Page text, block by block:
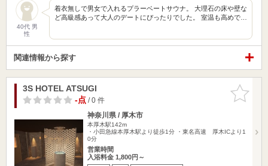
40代 男
性
着衣無しで男女で入れるプラーベートサウナ。 大理石の床や壁な
ど高級感あって大人のデートにぴったりでした。 室温も高めで…
関連情報から探す
お気に入
りに追加
3S HOTEL ATSUGI
-点/ 0 件
神奈川県 / 厚木市
本厚木駅142m
・小田急線本厚木駅より徒歩1分 ・東名高速 厚木ICより1
0分
営業時間
入浴料金 1,800円～